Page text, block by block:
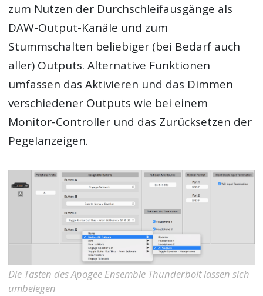
zum Nutzen der Durchschleifausgänge als
DAW-Output-Kanäle und zum
Stummschalten beliebiger (bei Bedarf auch
aller) Outputs. Alternative Funktionen
umfassen das Aktivieren und das Dimmen
verschiedener Outputs wie bei einem
Monitor-Controller und das Zurücksetzen der
Pegelanzeigen.
Die Tasten des Apogee Ensemble Thunderbolt lassen sich
umbelegen